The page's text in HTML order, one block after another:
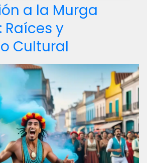
a la Murga
Raíces y
Cultural